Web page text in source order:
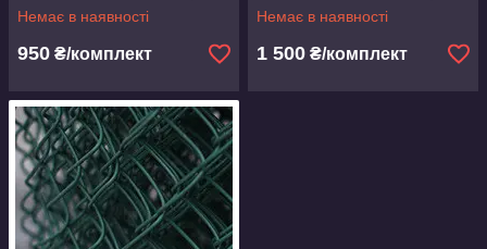
Немає в наявності
950 ₴/комплект
Немає в наявності
1 500 ₴/комплект